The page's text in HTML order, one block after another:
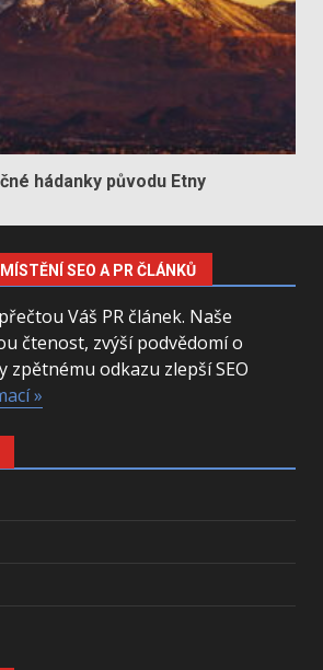
hádanky původu Etny
SEO A PR ČLÁNKŮ
Váš PR článek. Naše
čtenost, zvýší podvědomí o
zpětnému odkazu zlepší SEO
»